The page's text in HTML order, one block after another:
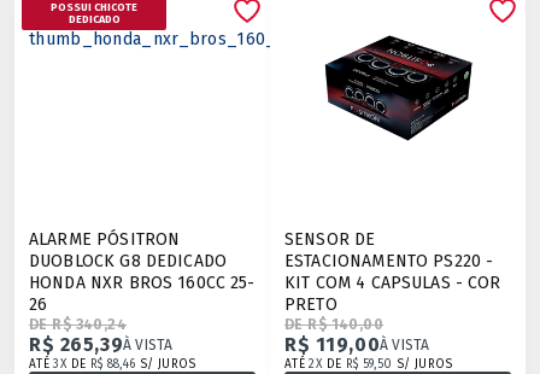
POSSUI CHICOTE
DEDICADO
ALARME PÓSITRON
DUOBLOCK G8 DEDICADO
HONDA NXR BROS 160CC 25-
26
DE R$ 340,24
R$ 265,39À VISTA
ATÉ3XDE R$ 88,46 S/ JUROS
SENSOR DE
ESTACIONAMENTO PS220 -
KIT COM 4 CAPSULAS - COR
PRETO
DE R$ 140,00
R$ 119,00À VISTA
ATÉ2XDE R$ 59,50 S/ JUROS